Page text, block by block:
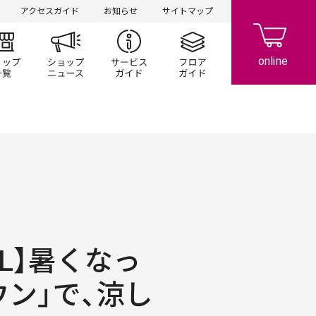
アクセスガイド お知らせ サイトマップ
/キャンペーン
ショップ一覧 ショップニュースサービスガイドフロアガイド
】暑くなっ
」で、涼し